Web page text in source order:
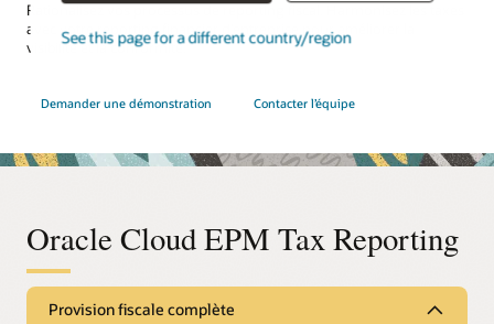
See this page for a different country/region
Rationalisez vos processus de reporting fiscal. Harmonisez les taxes
avec votre reporting financier d’entreprise pour améliorer la
visibilité et la conformité.
Demander une démonstration Contacter l’équipe
Oracle Cloud EPM Tax Reporting
Provision fiscale complète